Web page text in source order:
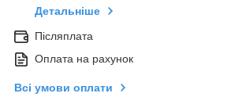
Детальніше
Післяплата
Оплата на рахунок
Всі умови оплати